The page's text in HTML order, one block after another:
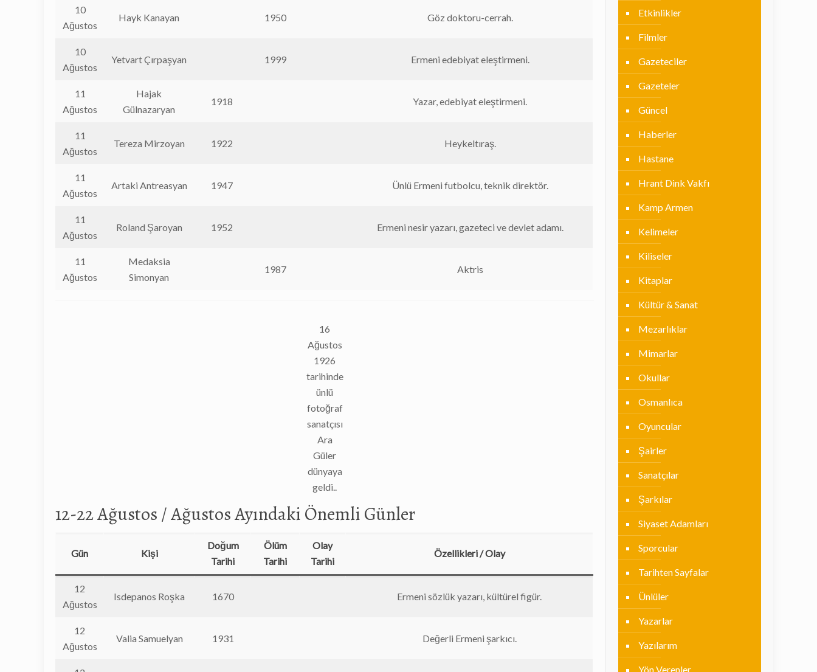
10
Ağustos
Hayk Kanayan 1950 Göz doktoru-cerrah.
10
Ağustos
Yetvart Çırpaşyan 1999 Ermeni edebiyat eleştirmeni.
11
Ağustos
Hajak
Gülnazaryan
1918 Yazar, edebiyat eleştirmeni.
11
Ağustos
Tereza Mirzoyan 1922 Heykeltıraş.
11
Ağustos
Artaki Antreasyan 1947 Ünlü Ermeni futbolcu, teknik direktör.
11
Ağustos
Roland Şaroyan 1952 Ermeni nesir yazarı, gazeteci ve devlet adamı.
11
Ağustos
Medaksia
Simonyan
1987 Aktris
16
Ağustos
1926
tarihinde
ünlü
fotoğraf
sanatçısı
Ara
Güler
dünyaya
geldi..
12-22 Ağustos / Ağustos Ayındaki Önemli Günler
Gün Kişi
Doğum
Tarihi
Ölüm
Tarihi
Olay
Tarihi
Özellikleri / Olay
12
Ağustos
Isdepanos Roşka 1670 Ermeni sözlük yazarı, kültürel figür.
12
Ağustos
Valia Samuelyan 1931 Değerli Ermeni şarkıcı.
Etkinlikler
Filmler
Gazeteciler
Gazeteler
Güncel
Haberler
Hastane
Hrant Dink Vakfı
Kamp Armen
Kelimeler
Kiliseler
Kitaplar
Kültür & Sanat
Mezarlıklar
Mimarlar
Okullar
Osmanlıca
Oyuncular
Şairler
Sanatçılar
Şarkılar
Siyaset Adamları
Sporcular
Tarihten Sayfalar
Ünlüler
Yazarlar
Yazılarım
Yön Verenler